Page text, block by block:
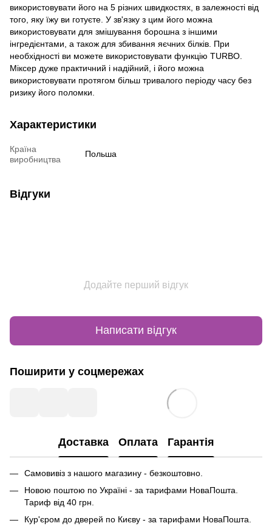
використовувати його на 5 різних швидкостях, в залежності від
того, яку їжу ви готуєте. У зв'язку з цим його можна
використовувати для змішування борошна з іншими
інгредієнтами, а також для збивання яєчних білків. При
необхідності ви можете використовувати функцію TURBO.
Міксер дуже практичний і надійний, і його можна
використовувати протягом більш тривалого періоду часу без
ризику його поломки.
Характеристики
Країна
виробництва
Польша
Відгуки
Додайте перший відгук
Написати відгук
Поширити у соцмережах
Доставка Оплата Гарантія
Самовивіз з нашого магазину - безкоштовно.
Новою поштою по Україні - за тарифами НоваПошта.
Тариф від 40 грн.
Кур'єром до дверей по Києву - за тарифами НоваПошта.